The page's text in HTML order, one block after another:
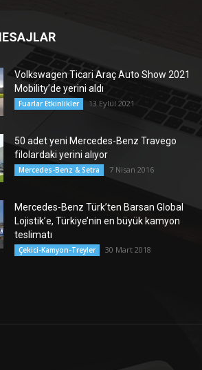
Volkswagen Ticari Araç Auto Show 2021
Mobility’de yerini aldı
Fuarlar Etkinlikler 13 Eylül 2021
50 adet yeni Mercedes-Benz Travego
filolardaki yerini alıyor
Mercedes-Benz & Setra 7 Nisan 2016
Mercedes-Benz Türk’ten Barsan Global
Lojistik’e, Türkiye’nin en büyük kamyon
teslimatı
Çekici-Kamyon-Treyler 30 Mart 2018